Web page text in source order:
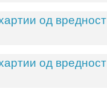
од вредност
од вредност